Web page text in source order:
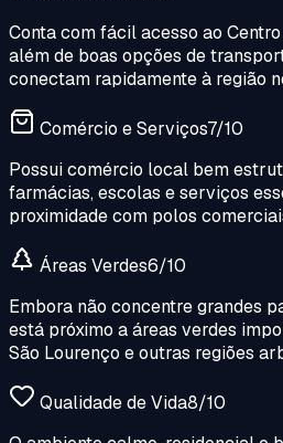
Conta com fácil acesso ao
além de boas opções de
conectam rapidamente à região
Comércio e Serviços7/10
Possui comércio local bem
farmácias, escolas e serviços
proximidade com polos
Áreas Verdes6/10
Embora não concentre grandes
está próximo a áreas verdes
São Lourenço e outras regiões
Qualidade de Vida8/10